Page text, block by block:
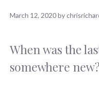
March 12, 2020by
When was the
somewhere